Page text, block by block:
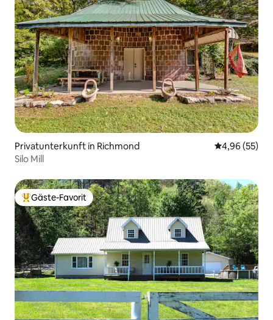
Privatunterkunft in Richmond
4,96 (55)
Silo Mill
Beliebter Gäste-Favorit.
Gäste-Favorit